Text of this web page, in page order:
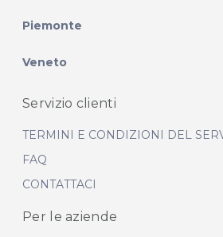
Piemonte
Veneto
Servizio clienti
TERMINI E CONDIZIONI DEL
FAQ
CONTATTACI
Per le aziende